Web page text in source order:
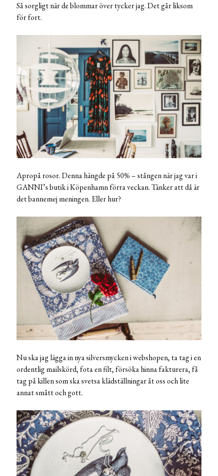
Så sorgligt när de blommar över tycker jag. Det går liksom
för fort.
Apropå rosor. Denna hängde på 50% – stången när jag var i
GANNI’s butik i Köpenhamn förra veckan. Tänker att då är
det bannemej meningen. Eller hur?
Nu ska jag lägga in nya silversmycken i webshopen, ta tag i en
ordentlig mailskörd, fota en filt, försöka hinna fakturera, få
tag på killen som ska svetsa klädställningar åt oss och lite
annat smått och gott.